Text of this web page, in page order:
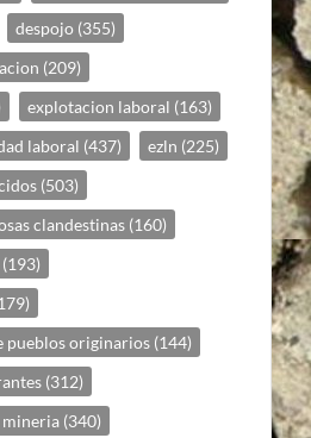
despojo (355)
(209)
explotacion laboral (163)
laboral (437) ezln (225)
(503)
clandestinas (160)
(193)
pueblos originarios (144)
(312)
mineria (340)